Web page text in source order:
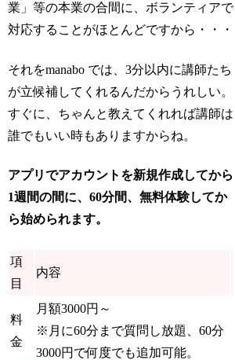
業」等の本業の合間に、ボランティアで
対応することがほとんどですから・・・
それをmanabo では、3分以内に講師たち
が立候補してくれるんだからうれしい。
すぐに、ちゃんと教えてくれれば講師は
誰でもいい時もありますからね。
アプリでアカウントを新規作成してから
1週間の間に、60分間、無料体験してか
ら始められます。
項
目
内容
料
金
月額3000円～
※月に60分まで質問し放題、60分
3000円で何度でも追加可能。